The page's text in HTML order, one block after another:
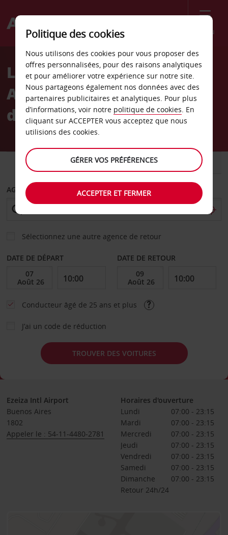
Menu
Welcome
AvisLocation de voiture
Aéroport international
d’Ezeiza
UTILITAIRE
AGENCE DE DÉPART
Sélectionnez une autre agence de retour
DATE DE DÉPART DATE DE RETOUR
Conducteur âgé de 25 ans et plus
J’ai un code de réduction
TROUVER DES VOITURES
Ezeiza Intl Airport
Buenos Aires
1802
Appeler le : 54-11-4480-2781
Horaires d'ouverture
Lundi
07:00 - 23:15
Mardi
07:00 - 23:15
Mercredi
07:00 - 23:15
Jeudi
07:00 - 23:15
Vendredi
07:00 - 23:15
Samedi
07:00 - 23:15
Dimanche
07:00 - 23:15
Retour 24h/24
Politique des cookies
Nous utilisons des cookies pour vous proposer des
offres personnalisées, pour des raisons analytiques
et pour améliorer votre expérience sur notre site.
Nous partageons également nos données avec des
partenaires publicitaires et analytiques. Pour plus
d’informations, voir notre politique de cookies. En
cliquant sur ACCEPTER vous acceptez que nous
utilisions des cookies.
GÉRER VOS PRÉFÉRENCES
ACCEPTER ET FERMER